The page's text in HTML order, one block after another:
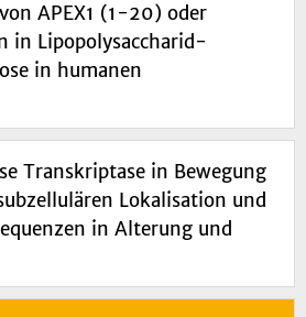
APEX1 (1-20) oder
in Lipopolysaccharid-
in humanen
Transkriptase in Bewegung
Lokalisation und
in Alterung und